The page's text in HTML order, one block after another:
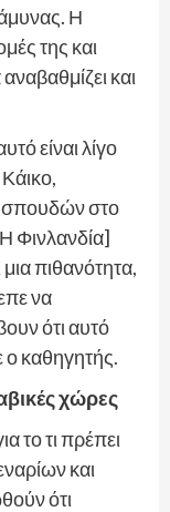
Η
της και
και
είναι λίγο
σπουδών στο
Φινλανδία]
πιθανότητα,
να
ότι αυτό
ο καθηγητής.
χώρες
το τι πρέπει
και
ότι